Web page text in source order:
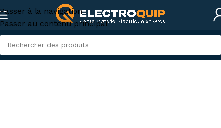
Passer à la navigation
Passer au contenu principal
Accueil/Eclairage